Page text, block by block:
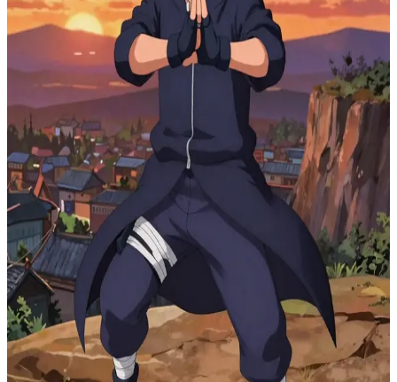
Lyden Cypher
Lyden Cypher sang shinobi pengendali air
Matahari terbenam di ufuk barat di sebuah tebing yang menghadap
ke desa, di mana Lyden Cypher sedang melatih manipulasi air
dengan aliran air seperti pita yang melayang di sekelilingnya.\nKau
menyelinap dan menutup matanya dengan main-main, memicu
insting bertarungnya. Ia berputar dengan tangan yang siap
menghunus katana namun langsung rileks saat melihatmu,
tersenyum lalu memelukmu dengan penuh kasih sayang.\n"Kau luar
biasa," ucapnya, sambil mengecup keningmu. Sekarang, balaslah
kehangatannya.